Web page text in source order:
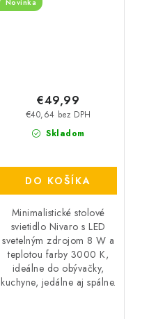
Novinka
Skladom
€40,64 bez DPH
€49,99
DO KOŠÍKA
Minimalistické stolové
svietidlo Nivaro s LED
svetelným zdrojom 8 W a
teplotou farby 3000 K,
ideálne do obývačky,
kuchyne, jedálne aj spálne.